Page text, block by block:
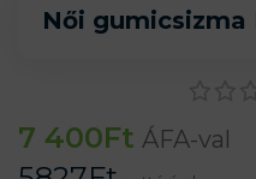
Női gumicsizma
7 400Ft ÁFA-val